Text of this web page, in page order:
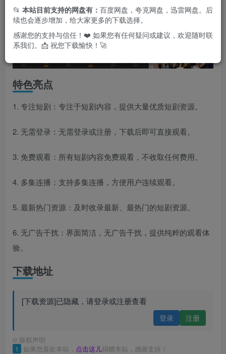
特色亮点
1. 专注短剧：专注于短剧内容，提供大量优质短剧资源。
2. 无需登录：无需登录或注册，下载后即可直接观看。
3. 免费观看：所有短剧内容免费观看，不收取任何费用。
4. 多集连播：支持多集连播，方便用户连续观看。
5. 最新热门资源：及时收录最新、最热门的短剧资源。
6. 无广告干扰：界面简洁，无广告干扰，提供纯粹的观看体
验。
下载地址
[下载资源]已隐藏，请登录或注册查看
登录 注册
© 版权声明
1 如果您喜欢本站， 点击这儿捐赠本站，感谢支持！
📂 本站目前支持的网盘有： 百度网盘，夸克网盘，迅雷网盘。后
续也会逐步增加，给大家更多的下载选择。
感谢您的支持与信任！❤️ 如果您有任何疑问或建议，欢迎随时联
系我们。📩 祝您下载愉快！🚀